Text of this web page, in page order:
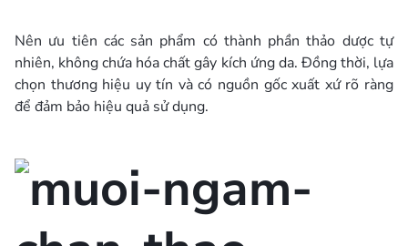
Nên ưu tiên các sản phẩm có thành phần thảo dược tự
nhiên, không chứa hóa chất gây kích ứng da. Đồng thời, lựa
chọn thương hiệu uy tín và có nguồn gốc xuất xứ rõ ràng
để đảm bảo hiệu quả sử dụng.